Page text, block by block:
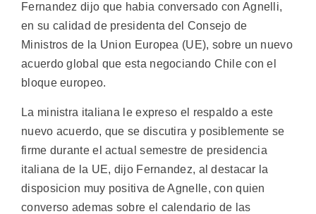
Fernandez dijo que habia conversado con Agnelli,
en su calidad de presidenta del Consejo de
Ministros de la Union Europea (UE), sobre un nuevo
acuerdo global que esta negociando Chile con el
bloque europeo.
La ministra italiana le expreso el respaldo a este
nuevo acuerdo, que se discutira y posiblemente se
firme durante el actual semestre de presidencia
italiana de la UE, dijo Fernandez, al destacar la
disposicion muy positiva de Agnelle, con quien
converso ademas sobre el calendario de las